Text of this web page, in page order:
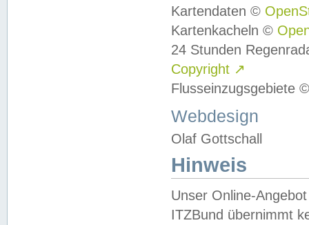
Kartendaten ©
Kartenkacheln ©
24 Stunden
Copyright ↗
Flusseinzugsgebiete
Webdesign
Olaf Gottschall
Hinweis
Unser Online-
ITZBund übernimmt